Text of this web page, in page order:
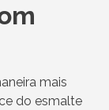
mais
do esmalte